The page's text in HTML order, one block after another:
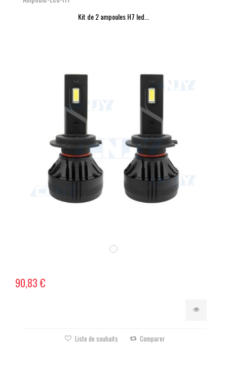
Kit de 2 ampoules H7 led...
90,83 €
Liste de souhaits Comparer